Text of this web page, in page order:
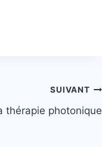
SUIVANT
thérapie photonique